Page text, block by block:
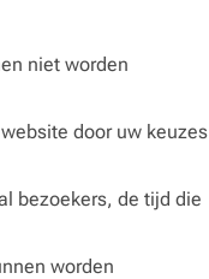
niet worden
door uw keuzes
bezoekers, de tijd die
worden